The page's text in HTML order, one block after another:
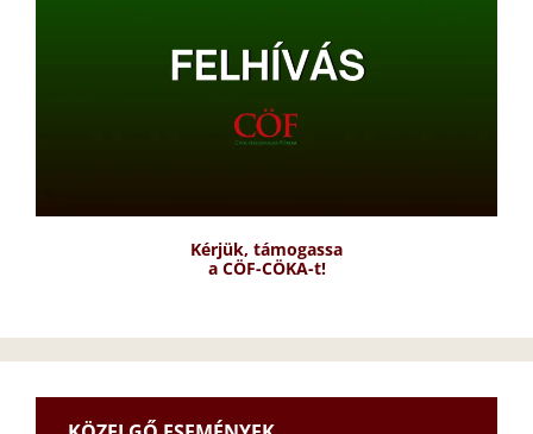
Kérjük, támogassa
a CÖF-CÖKA-t!